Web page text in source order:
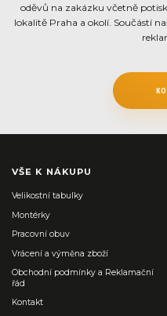
oděvů na zakázku včetně
lokalitě Praha a okolí. Součástí
VŠE K NÁKUPU
Velikostní tabulky
Montérky
Pracovní obuv
Vrácení a výměna zboží
Obchodní podmínky a Reklamační
řád
Kontakt